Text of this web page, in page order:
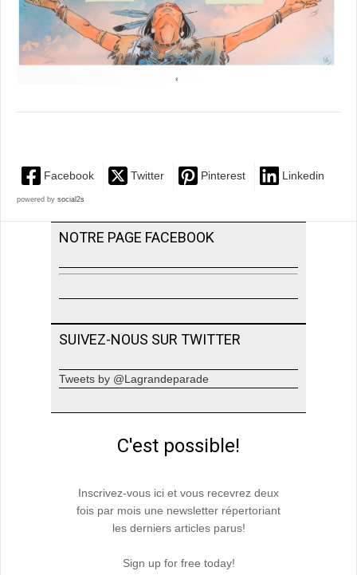
Facebook Twitter Pinterest Linkedin
powered by social2s
NOTRE PAGE FACEBOOK
SUIVEZ-NOUS SUR TWITTER
Tweets by @Lagrandeparade
C'est possible!
Inscrivez-vous ici et vous recevrez deux
fois par mois une newsletter répertoriant
les derniers articles parus!
Sign up for free today!